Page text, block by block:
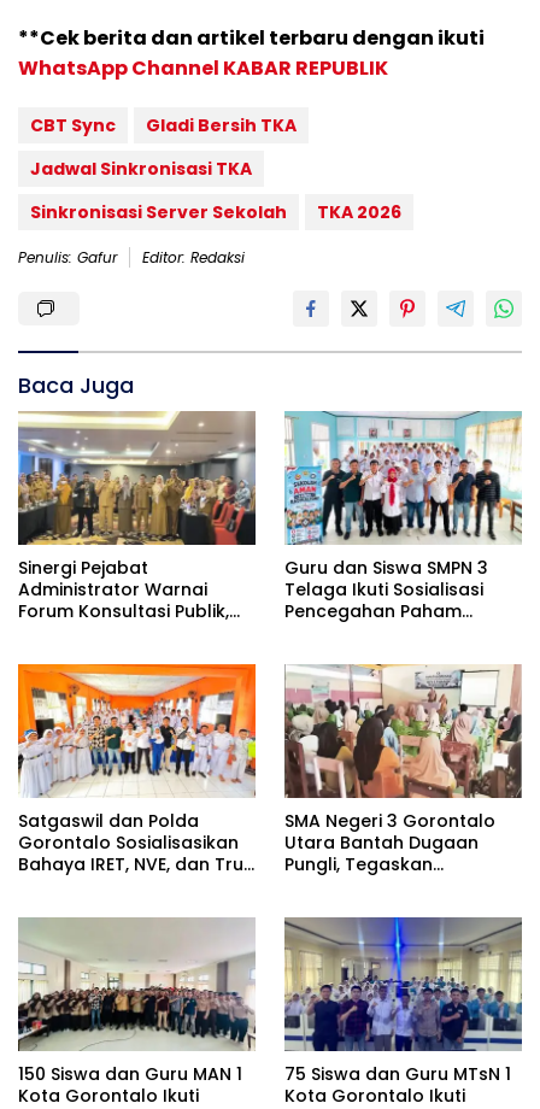
**Cek berita dan artikel terbaru dengan ikuti
WhatsApp Channel KABAR REPUBLIK
CBT Sync
Gladi Bersih TKA
Jadwal Sinkronisasi TKA
Sinkronisasi Server Sekolah
TKA 2026
Penulis: Gafur Editor: Redaksi
Baca Juga
Sinergi Pejabat
Administrator Warnai
Forum Konsultasi Publik,
Pelayanan
Guru dan Siswa SMPN 3
Telaga Ikuti Sosialisasi
Pencegahan Paham
Satgaswil dan Polda
Gorontalo Sosialisasikan
Bahaya IRET, NVE, dan True
SMA Negeri 3 Gorontalo
Utara Bantah Dugaan
Pungli, Tegaskan
Orang Tua dan Komite
150 Siswa dan Guru MAN 1
Kota Gorontalo Ikuti
75 Siswa dan Guru MTsN 1
Kota Gorontalo Ikuti